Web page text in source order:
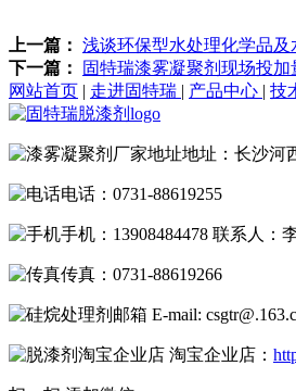
上一篇： 浅谈环保型水处理化学品及
下一篇：
固特瑞漆雾凝聚剂现场投加
网站首页 | 走进固特瑞 | 产品中心 | 技
地址：长沙河
电话：0731-88619255
手机：13908484478 联系人：
传真：0731-88619266
E-mail:
淘宝企业店：